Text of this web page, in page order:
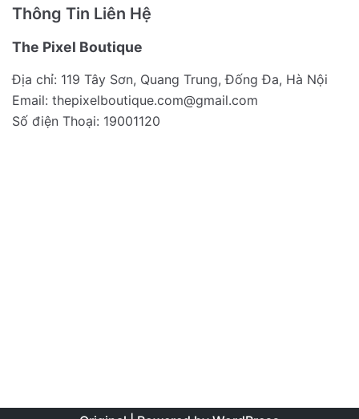
Thông Tin Liên Hệ
The Pixel Boutique
Địa chỉ: 119 Tây Sơn, Quang Trung, Đống Đa, Hà Nội
Email: thepixelboutique.com@gmail.com
Số điện Thoại: 19001120